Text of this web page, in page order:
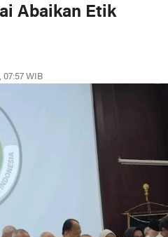
Abaikan Etik
07:57 WIB